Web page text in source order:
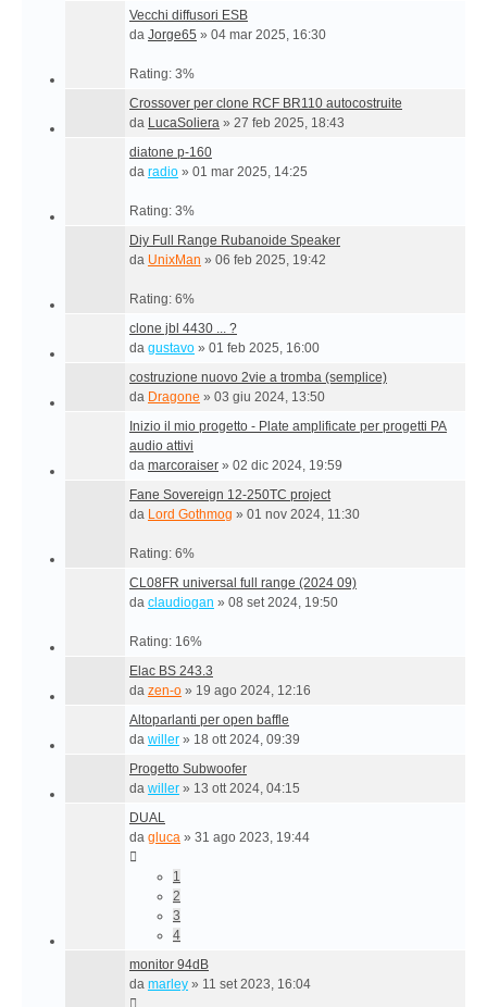
Vecchi diffusori ESB
da Jorge65 » 04 mar 2025, 16:30
Rating: 3%
Crossover per clone RCF BR110 autocostruite
da LucaSoliera » 27 feb 2025, 18:43
diatone p-160
da radio » 01 mar 2025, 14:25
Rating: 3%
Diy Full Range Rubanoide Speaker
da UnixMan » 06 feb 2025, 19:42
Rating: 6%
clone jbl 4430 ... ?
da gustavo » 01 feb 2025, 16:00
costruzione nuovo 2vie a tromba (semplice)
da Dragone » 03 giu 2024, 13:50
Inizio il mio progetto - Plate amplificate per progetti PA
audio attivi
da marcoraiser » 02 dic 2024, 19:59
Fane Sovereign 12-250TC project
da Lord Gothmog » 01 nov 2024, 11:30
Rating: 6%
CL08FR universal full range (2024 09)
da claudiogan » 08 set 2024, 19:50
Rating: 16%
Elac BS 243.3
da zen-o » 19 ago 2024, 12:16
Altoparlanti per open baffle
da willer » 18 ott 2024, 09:39
Progetto Subwoofer
da willer » 13 ott 2024, 04:15
DUAL
da gluca » 31 ago 2023, 19:44
1
2
3
4
monitor 94dB
da marley » 11 set 2023, 16:04